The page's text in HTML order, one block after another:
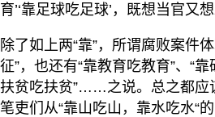
育’‘靠足球吃足球’，既想当官又
除了如上两“靠”，所谓腐败案件
征”，也还有“靠教育吃教育”、“靠
扶贫吃扶贫”……之说。总之都应
笔吏们从“靠山吃山，靠水吃水“